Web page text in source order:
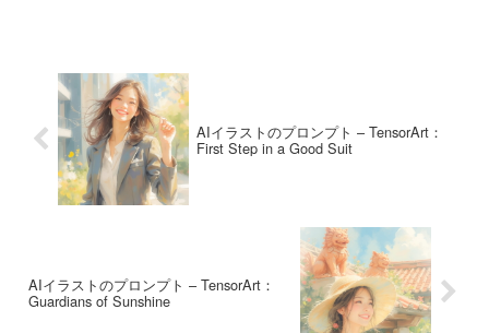
AIイラストのプロンプト – TensorArt：
First Step in a Good Suit
AIイラストのプロンプト – TensorArt：
Guardians of Sunshine